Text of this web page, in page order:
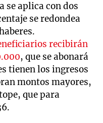
se aplica con dos
se redondea
recibirán
, que se abonará
tienen los ingresos
montos mayores,
que para